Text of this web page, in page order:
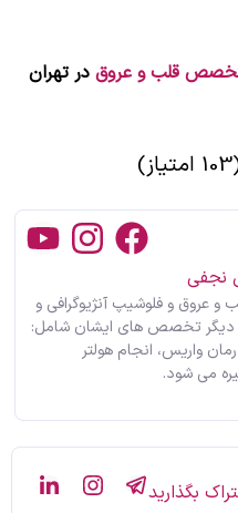
قلب و عروق در تهران
نجفی
عروق و فلوشیپ آنژیوگرافی و
دیگر تخصص های ایشان شامل:
واریس، انجام هولتر
می شود.
بگذارید